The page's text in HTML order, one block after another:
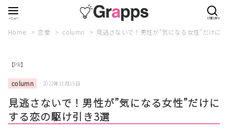
Home 恋愛 column 見逃さないで！男性が”気になる女性”だけに
【PR】
column 2022年11月15日
見逃さないで！男性が”気になる女性”だけに
する恋の駆け引き3選